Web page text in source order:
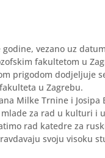
vezano uz
fakultetom u
prigodom dodjeljuje
u Zagrebu.
Milke Trnine i
za rad u kulturi i
rad katedre za
svoju visoku